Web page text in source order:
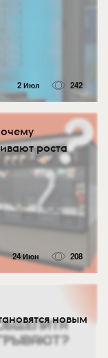
2 Июл 242
роста
24 Июн 208
новым